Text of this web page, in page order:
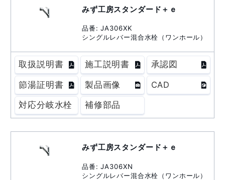
みず工房スタンダード＋ｅ
品番: JA306XK
シングルレバー混合水栓（ワンホール）
取扱説明書 施工説明書 承認図
節湯証明書 製品画像 CAD
対応分岐水栓 補修部品
みず工房スタンダード＋ｅ
品番: JA306XN
シングルレバー混合水栓（ワンホール）